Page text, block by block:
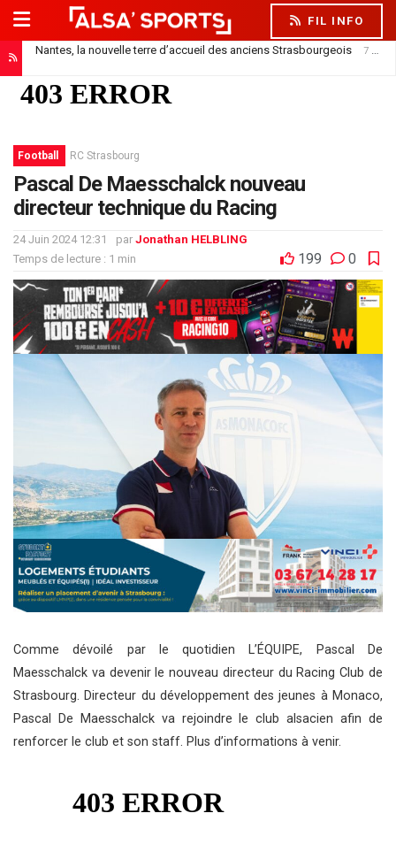
FIL INFO
Nantes, la nouvelle terre d’accueil des anciens Strasbourgeois 7 août 2026
Football RC Strasbourg
Pascal De Maesschalck nouveau
directeur technique du Racing
24 Juin 2024 12:31 par Jonathan HELBLING
Temps de lecture : 1 min
199 0
Comme dévoilé par le quotidien L’ÉQUIPE, Pascal De
Maesschalck va devenir le nouveau directeur du Racing Club de
Strasbourg. Directeur du développement des jeunes à Monaco,
Pascal De Maesschalck va rejoindre le club alsacien afin de
renforcer le club et son staff. Plus d’informations à venir.